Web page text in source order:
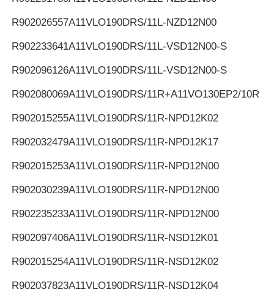
R902026557A11VLO190DRS/11L-NZD12N00
R902233641A11VLO190DRS/11L-VSD12N00-S
R902096126A11VLO190DRS/11L-VSD12N00-S
R902080069A11VLO190DRS/11R+A11VO130EP2/10R
R902015255A11VLO190DRS/11R-NPD12K02
R902032479A11VLO190DRS/11R-NPD12K17
R902015253A11VLO190DRS/11R-NPD12N00
R902030239A11VLO190DRS/11R-NPD12N00
R902235233A11VLO190DRS/11R-NPD12N00
R902097406A11VLO190DRS/11R-NSD12K01
R902015254A11VLO190DRS/11R-NSD12K02
R902037823A11VLO190DRS/11R-NSD12K04